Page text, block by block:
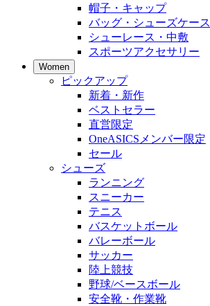
帽子・キャップ
バッグ・シューズケース
シューレース・中敷
スポーツアクセサリー
Women
ピックアップ
新着・新作
ベストセラー
直営限定
OneASICSメンバー限定
セール
シューズ
ランニング
スニーカー
テニス
バスケットボール
バレーボール
サッカー
陸上競技
野球/ベースボール
安全靴・作業靴